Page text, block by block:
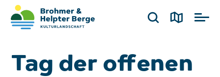
Tag der offenen